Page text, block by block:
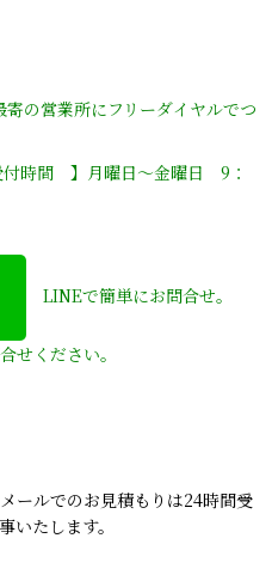
寄の営業所にフリーダイヤルでつ
】月曜日〜金曜日 9：
LINEで簡単にお問合せ。
せください。
もりは24時間受
いたします。